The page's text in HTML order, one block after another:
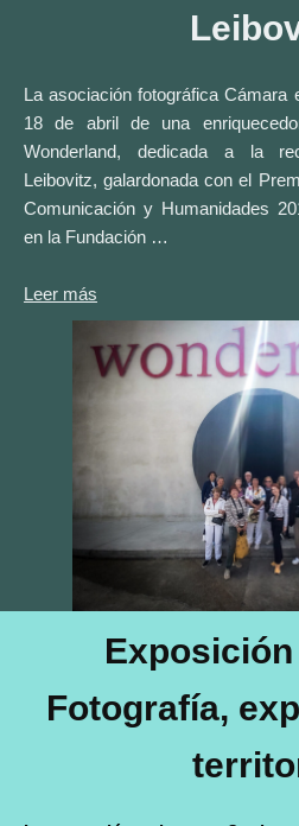
La asociación fotográfica Cámara
18 de abril de una
Wonderland, dedicada a la
Leibovitz, galardonada con el
Comunicación y Humanidades
en la Fundación …
Leer más
Fotografía,